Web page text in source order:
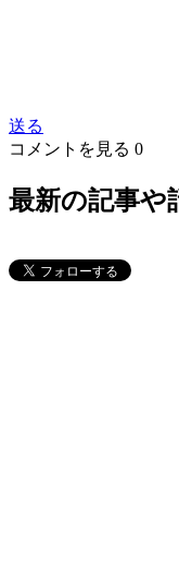
送る
コメントを見る 0
最新の記事や